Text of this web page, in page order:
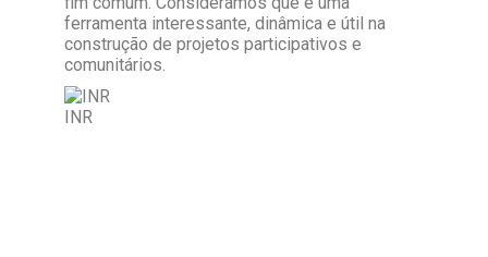
ferramenta interessante, dinâmica e útil na
construção de projetos participativos e
comunitários.
INR